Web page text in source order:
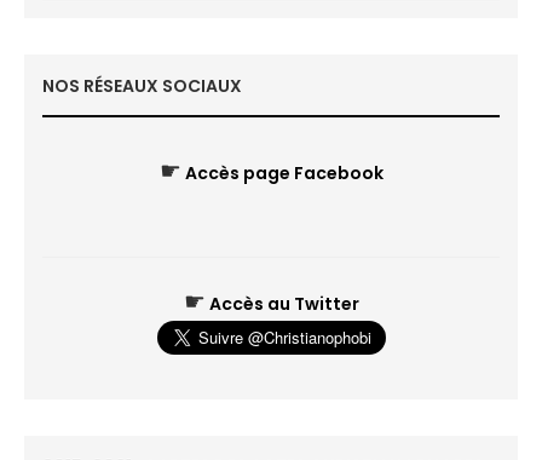
NOS RÉSEAUX SOCIAUX
☛ Accès page Facebook
☛ Accès au Twitter